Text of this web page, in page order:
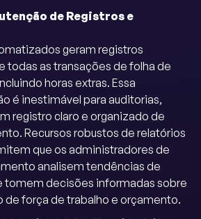
de Registros e
geram registros
todas as transações de folha de
horas extras. Essa
é inestimável para auditorias,
registro claro e organizado de
Recursos robustos de relatórios
que os administradores de
analisem tendências de
tomem decisões informadas sobre
de força de trabalho e orçamento.